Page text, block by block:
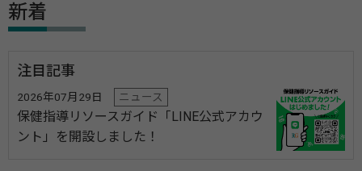
新着
注目記事
2026年07月29日 ニュース
保健指導リソースガイド「LINE公式アカウ
ント」を開設しました！